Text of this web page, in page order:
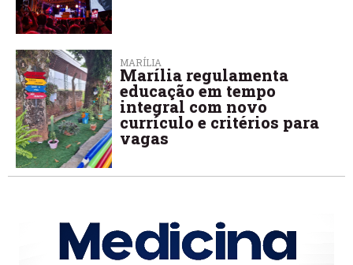
MARÍLIA
Marília regulamenta
educação em tempo
integral com novo
currículo e critérios para
vagas